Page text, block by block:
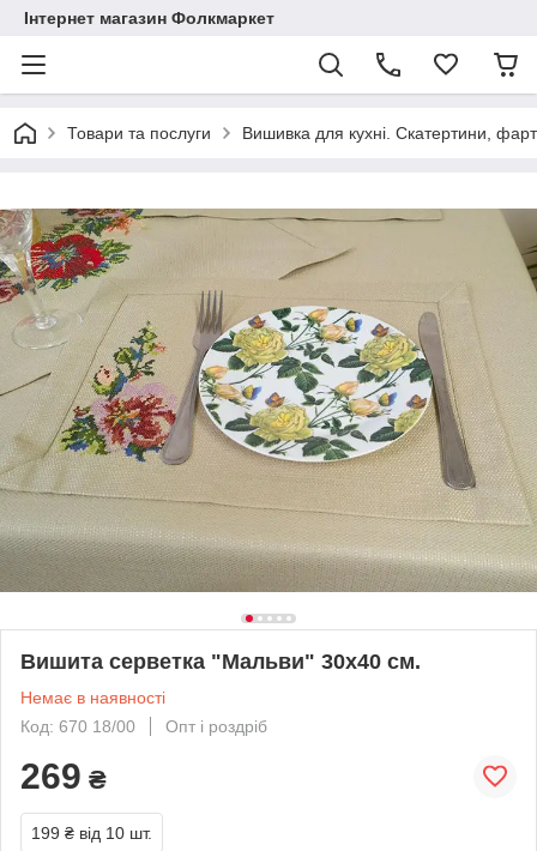
Інтернет магазин Фолкмаркет
Товари та послуги Вишивка для кухні. Скатертини,
Вишита серветка "Мальви" 30х40 см.
Немає в наявності
Код: 670 18/00
Опт і роздріб
269 ₴
199 ₴ від 10 шт.